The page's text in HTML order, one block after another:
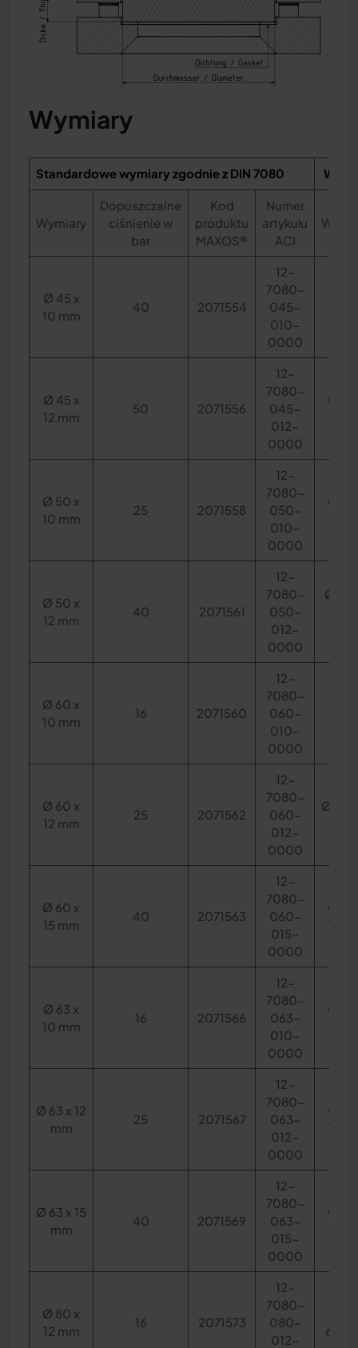
Wymiary
Standardowe wymiary zgodnie z DIN 7080
Wymiary
Dopuszczalne
ciśnienie w
bar
Kod
produktu
MAXOS®
Numer
artykułu
ACI
Ø 45 x
10 mm
40 2071554
12-
7080-
045-
010-
0000
10
Ø 45 x
12 mm
50 2071556
12-
7080-
045-
012-
0000
Ø 30
Ø 50 x
10 mm
25 2071558
12-
7080-
050-
010-
0000
Ø 30
Ø 50 x
12 mm
40 2071561
12-
7080-
050-
012-
0000
Ø
Ø 60 x
10 mm
16 2071560
12-
7080-
060-
010-
0000
14
Ø 60 x
12 mm
25 2071562
12-
7080-
060-
012-
0000
Ø 34 x
Ø 60 x
15 mm
40 2071563
12-
7080-
060-
015-
0000
Ø 40
10
Ø 63 x
10 mm
16 2071566
12-
7080-
063-
010-
0000
Ø 40
Ø 63 x 12
mm
25 2071567
12-
7080-
063-
012-
0000
Ø 44
10
Ø 63 x 15
mm
40 2071569
12-
7080-
063-
015-
0000
Ø 44
Ø 80 x
12 mm
16 2071573
12-
7080-
080-
012-
6,5